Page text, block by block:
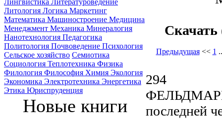
Лингвистика Литературоведение
Литология Логика Маркетинг
Математика Машиностроение Медицина
Менеджмент Механика Минералогия
Нанотехнология Педагогика
Политология Почвоведение Психология
Сельское хозяйство Семиотика
Социология Теплотехника Физика
Филология Философия Химия Экология
Экономика Электротехника Энергетика
Этика Юриспруденция
Новые книги
Скачать
Предыдущая<< 1
294
последней